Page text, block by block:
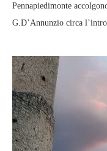
Pennapiedimonte
G.D’Annunzio circa